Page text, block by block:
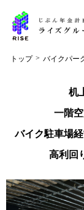
トップ > バイクパー
机
一階
バイク駐車場
高利回